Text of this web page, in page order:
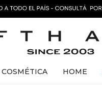
COSMÉTICA HOME